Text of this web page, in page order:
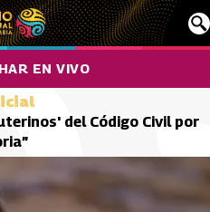
EN VIVO
del Código Civil por